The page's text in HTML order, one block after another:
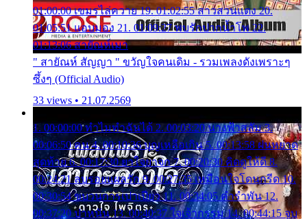
01:00:00 เขมรไล่ควาย 19. 01:02:55 สาวสวนแตง 20.
01:05:51 แอบมอง 21. 01:09:27 พบรักปากน้ำโพ 22.
01:13:06 สายัณห์เมา
" สายัณห์ สัญญา " ขวัญใจคนเดิม - รวมเพลงดังเพราะๆ
ซึ้งๆ (Official Audio)
33 views • 21.07.2569
1. 00:00:00 ทำไมทำฉันได้ 2. 00:03:20 นางฟ้าสลัม 3.
00:06:50 คน 4. 00:10:36 บุญเหลือเกิน 5. 00:13:58 ฝนหยาด
สุดท้าย 6. 00:17:30 ยาใจยาจก 7. 00:20:30 คิดดูให้ดี 8.
00:24:21 ลบรอยแผลรัก 9. 00:27:35 เหมือนใจโดนกรีด 10.
00:30:54 ขบวนการเปาเปียว 11. 00:34:05 คำรำพัน 12.
00:37:20 ปาหนัน 13. 00:40:37 ใจเจ้ากรรม 14. 00:44:15 จูบ